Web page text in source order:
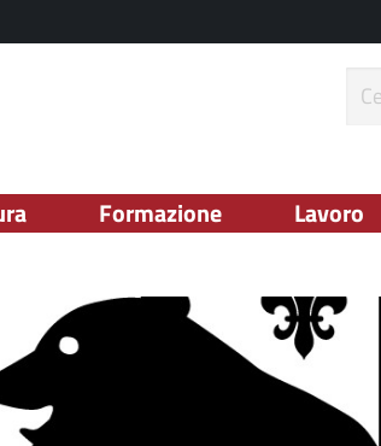
Formazione Lavoro